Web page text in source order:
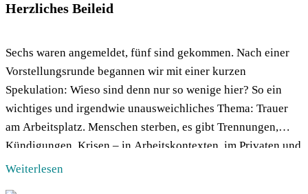
Herzliches Beileid
Sechs waren angemeldet, fünf sind gekommen. Nach einer
Vorstellungsrunde begannen wir mit einer kurzen
Spekulation: Wieso sind denn nur so wenige hier? So ein
wichtiges und irgendwie unausweichliches Thema: Trauer
am Arbeitsplatz. Menschen sterben, es gibt Trennungen,
Kündigungen, Krisen – in Arbeitskontexten, im Privaten und
Dazwischen, bei Kolleg:innen, Vorständ:innen,
Weiterlesen